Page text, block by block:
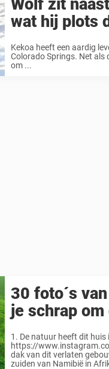
Wolf zit
wat hij plots
Kekoa heeft een aardig
Colorado Springs. Net als
om ...
30 foto´s
je schrap
1. De natuur heeft dit
https://
dak van dit verlaten
zuiden van Namibië in